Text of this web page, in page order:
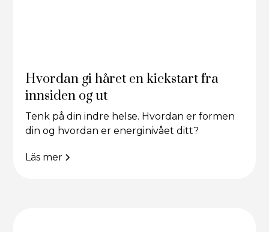
Hvordan gi håret en kickstart fra
innsiden og ut
Tenk på din indre helse. Hvordan er formen
din og hvordan er energinivået ditt?
Läs mer